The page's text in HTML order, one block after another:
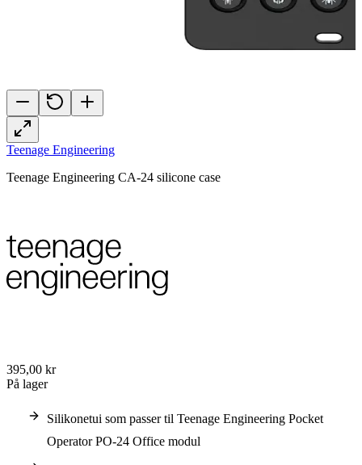
Teenage Engineering
Teenage Engineering CA-24 silicone case
395,00 kr
På lager
Silikonetui som passer til Teenage Engineering Pocket
Operator PO-24 Office modul